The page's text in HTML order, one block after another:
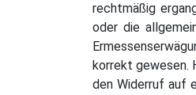
rechtmäßig
oder die
korrekt gewesen.
den Widerruf auf